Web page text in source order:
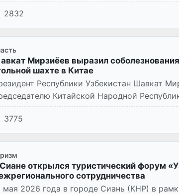
2832
Мирзиёев выразил
шахте в Китае
Республики Узбекистан Шавкат
Китайской Народной
жертвами и п...
3775
открылся туристический форум
сотрудничества
мая 2026 года в городе Сиань (КНР) в